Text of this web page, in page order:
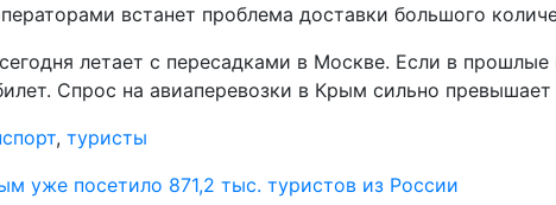
встанет проблема доставки большого
летает с пересадками в Москве. Если в
Спрос на авиаперевозки в Крым сильно
, туристы
уже посетило 871,2 тыс. туристов из России